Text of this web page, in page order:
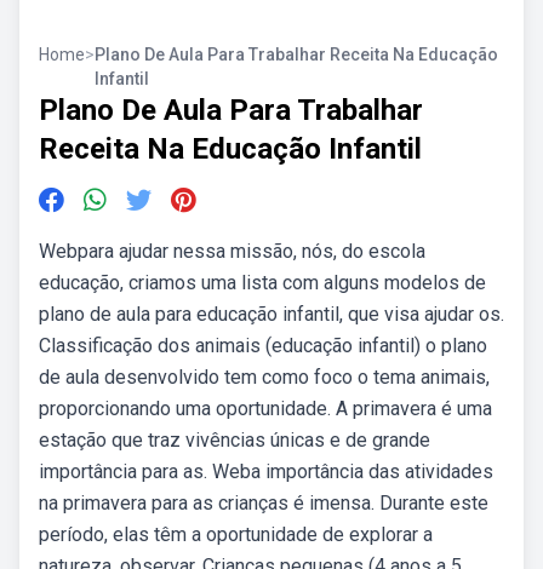
Home>Plano De Aula Para Trabalhar Receita Na Educação
Infantil
Plano De Aula Para Trabalhar
Receita Na Educação Infantil
Webpara ajudar nessa missão, nós, do escola
educação, criamos uma lista com alguns modelos de
plano de aula para educação infantil, que visa ajudar os.
Classificação dos animais (educação infantil) o plano
de aula desenvolvido tem como foco o tema animais,
proporcionando uma oportunidade. A primavera é uma
estação que traz vivências únicas e de grande
importância para as. Weba importância das atividades
na primavera para as crianças é imensa. Durante este
período, elas têm a oportunidade de explorar a